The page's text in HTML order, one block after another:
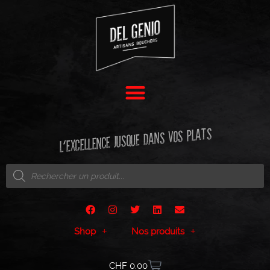
L'EXCELLENCE JUSQUE DANS VOS PLATS
Shop Nos produits
CHF0.00